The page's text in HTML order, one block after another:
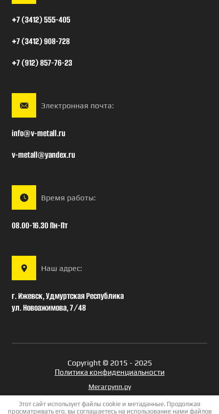
+7 (3412) 555-405
+7 (3412) 908-728
+7 (912) 857-76-23
Электронная почта:
info@v-metall.ru
v-metall@yandex.ru
Время работы:
08.00-16.30 Пн-Пт
Наш адрес:
г. Ижевск, Удмуртская Республика
ул. Новоажимова, 7/48
Copyright © 2015 - 2025
Политика конфиденциальности
Этот сайт использует файлы cookie и метаданные. Продолжая
просматривать его, вы соглашаетесь на использование нами файлов
Мегагрупп.ру